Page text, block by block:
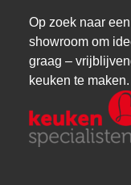
Op zoek naar
showroom om
graag –
keuken te maken.